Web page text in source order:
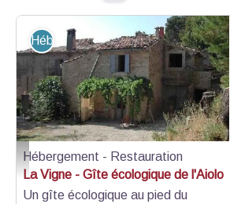
Gîte - Pascale Hoolans
Hébergement - Restauration
Hébergement - Restauration
La Vigne - Gîte écologique de l'Aiolo
Un gîte écologique au pied du